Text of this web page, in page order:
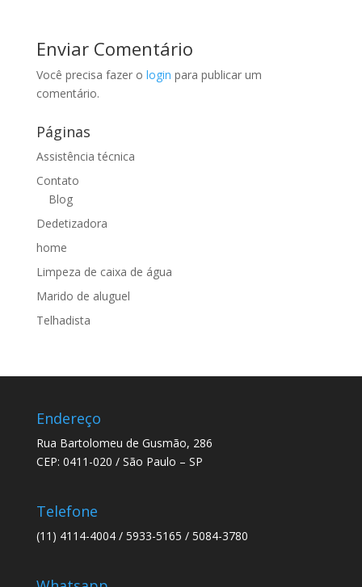
Enviar Comentário
Você precisa fazer o login para publicar um
comentário.
Páginas
Assistência técnica
Contato
Blog
Dedetizadora
home
Limpeza de caixa de água
Marido de aluguel
Telhadista
Endereço
Rua Bartolomeu de Gusmão, 286
CEP: 0411-020 / São Paulo – SP
Telefone
(11) 4114-4004 / 5933-5165 / 5084-3780